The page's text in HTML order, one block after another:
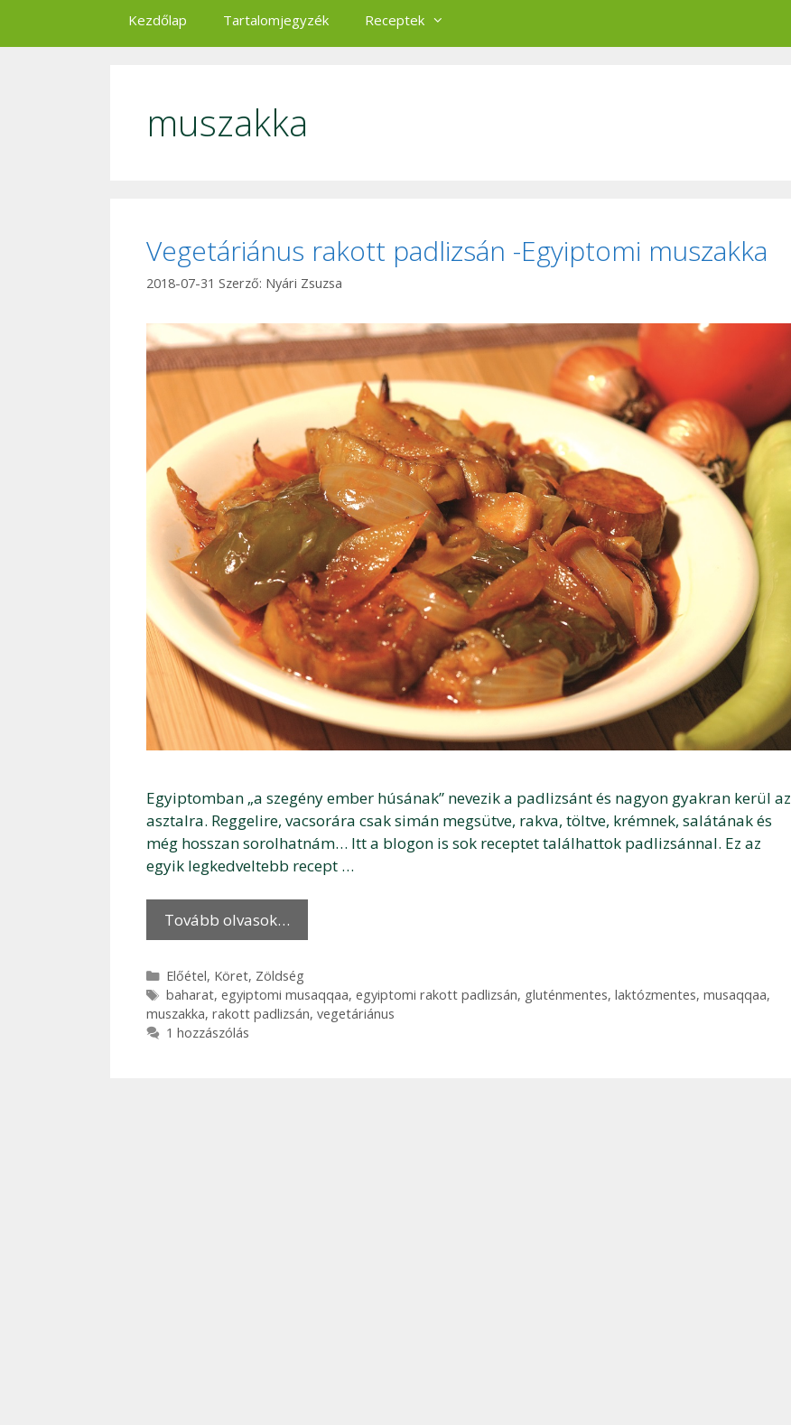
Kezdőlap Tartalomjegyzék Receptek
muszakka
Vegetáriánus rakott padlizsán -Egyiptomi muszakka
2018-07-31 Szerző: Nyári Zsuzsa
Egyiptomban „a szegény ember húsának” nevezik a padlizsánt és nagyon gyakran kerül az
asztalra. Reggelire, vacsorára csak simán megsütve, rakva, töltve, krémnek, salátának és
még hosszan sorolhatnám… Itt a blogon is sok receptet találhattok padlizsánnal. Ez az
egyik legkedveltebb recept …
Tovább olvasok…
Kategória
Előétel, Köret, Zöldség
Címkék
baharat, egyiptomi musaqqaa, egyiptomi rakott padlizsán, gluténmentes, laktózmentes, musaqqaa,
muszakka, rakott padlizsán, vegetáriánus
1 hozzászólás